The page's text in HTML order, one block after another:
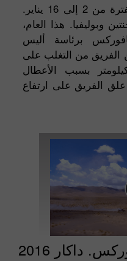
أقيم رالي داكار 2016 في الفترة من 2 إلى 16 يناير.
وبوليفيا. هذا العام،
برئاسة أليس
الفريق من التغلب على
تبلغ مسافته 9000 كيلومتر بسبب الأعطال
علق الفريق على ارتفاع
داكار 2016